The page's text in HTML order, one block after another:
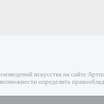
искусства на сайте
определить